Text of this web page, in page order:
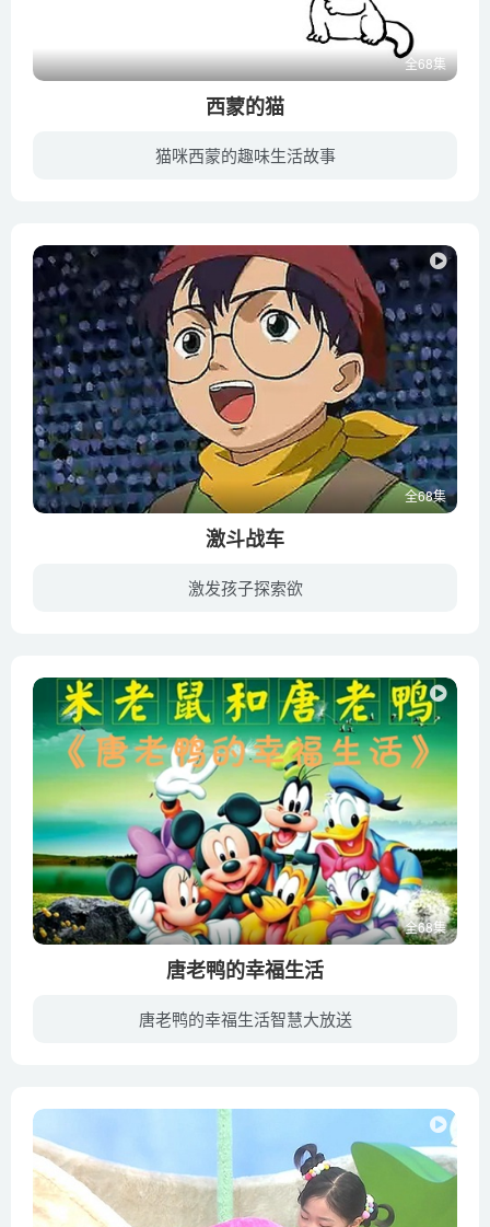
全68集
西蒙的猫
猫咪西蒙的趣味生活故事
全68集
激斗战车
激发孩子探索欲
全68集
唐老鸭的幸福生活
唐老鸭的幸福生活智慧大放送